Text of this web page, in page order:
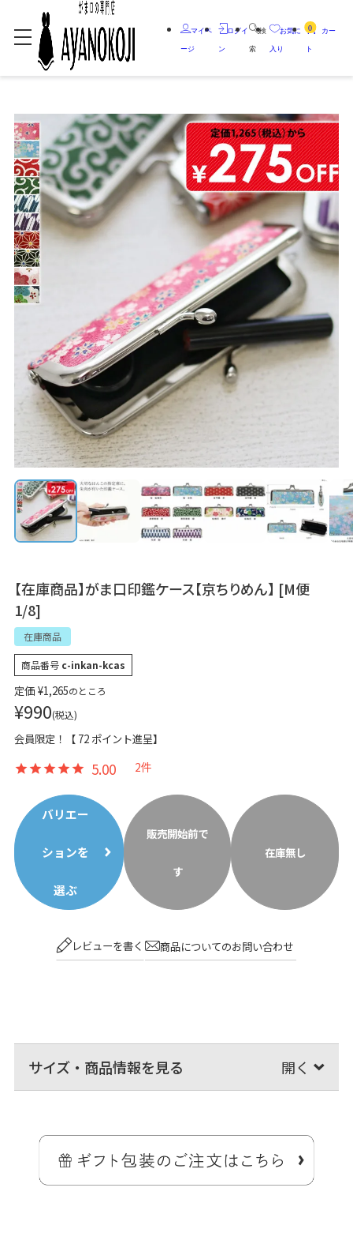
マイペ
ージ
ログイ
ン
検
索
お気に
入り
0 カー
ト
【在庫商品】がま口印鑑ケース【京ちりめん】 [M便
1/8]
在庫商品
商品番号 c-inkan-kcas
定価 ¥1,265のところ
¥990 税込
会員限定！【 72 ポイント進呈】
5.00 2
バリエー
ションを
選ぶ
販売開始前で
す
在庫無し
レビューを書く 商品についてのお問い合わせ
サイズ・商品情報を見る
大切なはんこの指定席に、朱肉が付いた印鑑ケース。
新生活を迎える方や、新社会人へのプレゼントにおススメ。
横から見ると、マルではなく少し平べったい形になっており、収納